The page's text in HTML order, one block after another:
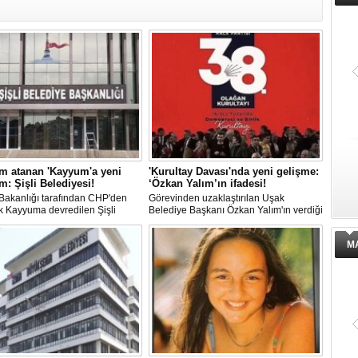
atanan 'Kayyum'a yeni
Şişli Belediyesi!
tarafından CHP'den
Kayyuma devredilen Şişli
bir hafta içinde 2. kez
değişti.
'Kurultay Davası'nda yeni gelişme:
‘Özkan Yalım’ın ifadesi!
Görevinden uzaklaştırılan Uşak
Belediye Başkanı Özkan Yalım'ın verdiği
son ek ifade 'Kurultay' davası dosyasına